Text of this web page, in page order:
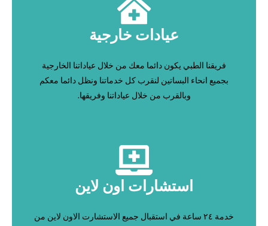
عيادات خارجية
فريقنا الطبي يكون دائما معك من خلال عياداتنا الخارجية
بجميع انحاء البساتين لنقرب كل خدماتنا ونظل دائما معكم
وبالقرب من خلال عياداتنا وفريقها.
استشارات اون لاين
خدمة ٢٤ ساعة في استقبال جميع الاستشارت الاون لاين من